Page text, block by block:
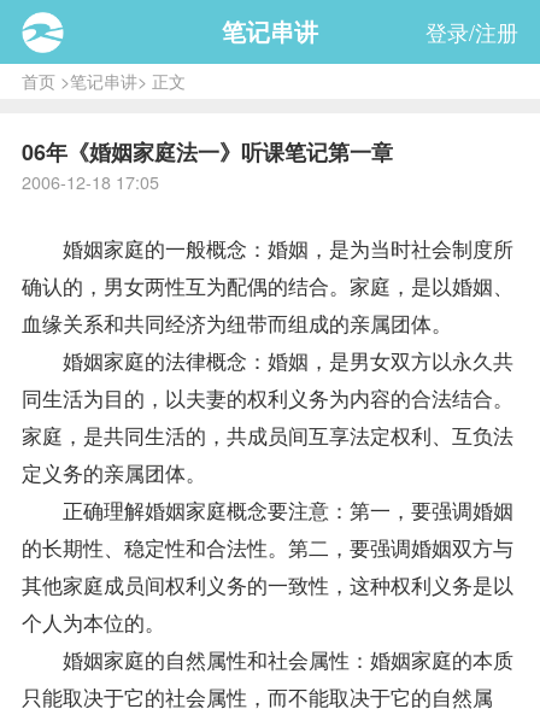
笔记串讲 登录/注册
首页>笔记串讲> 正文
06年《婚姻家庭法一》听课笔记第一章
2006-12-18 17:05
婚姻家庭的一般概念：婚姻，是为当时社会制度所
确认的，男女两性互为配偶的结合。家庭，是以婚姻、
血缘关系和共同经济为纽带而组成的亲属团体。
婚姻家庭的法律概念：婚姻，是男女双方以永久共
同生活为目的，以夫妻的权利义务为内容的合法结合。
家庭，是共同生活的，共成员间互享法定权利、互负法
定义务的亲属团体。
正确理解婚姻家庭概念要注意：第一，要强调婚姻
的长期性、稳定性和合法性。第二，要强调婚姻双方与
其他家庭成员间权利义务的一致性，这种权利义务是以
个人为本位的。
婚姻家庭的自然属性和社会属性：婚姻家庭的本质
只能取决于它的社会属性，而不能取决于它的自然属